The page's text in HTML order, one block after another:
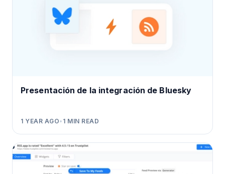
Presentación de la integración de Bluesky
1 YEAR AGO• 1 MIN READ